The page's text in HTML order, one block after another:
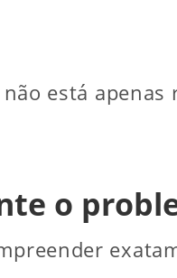
está
o